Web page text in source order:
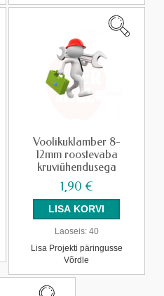
Voolikuklamber 8-
12mm roostevaba
kruviühendusega
1,90 €
Laoseis:40
Lisa Projekti päringusse
Võrdle